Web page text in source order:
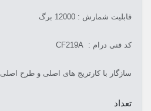
قابلیت شمارش : 12000 برگ
کد فنی درام : CF219A
سازگار با کارتریج های اصلی و طرح اصلی
تعداد